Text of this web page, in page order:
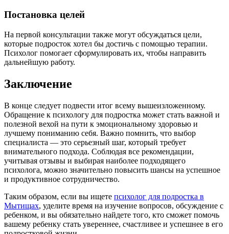
Постановка целей
На первой консультации также могут обсуждаться цели,
которые подросток хотел бы достичь с помощью терапии.
Психолог помогает сформулировать их, чтобы направить
дальнейшую работу.
Заключение
В конце следует подвести итог всему вышеизложенному.
Обращение к психологу для подростка может стать важной и
полезной вехой на пути к эмоциональному здоровью и
лучшему пониманию себя. Важно помнить, что выбор
специалиста — это серьезный шаг, который требует
внимательного подхода. Соблюдая все рекомендации,
учитывая отзывы и выбирая наиболее подходящего
психолога, можно значительно повысить шансы на успешное
и продуктивное сотрудничество.
Таким образом, если вы ищете психолог для подростка в
Мытищах, уделите время на изучение вопросов, обсуждение с
ребенком, и вы обязательно найдете того, кто сможет помочь
вашему ребенку стать увереннее, счастливее и успешнее в его